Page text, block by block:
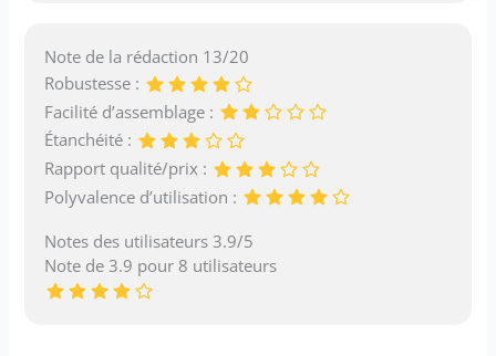
Note de la rédaction 13/20
Robustesse :
Facilité d’assemblage :
Étanchéité :
Rapport qualité/prix :
Polyvalence d’utilisation :
Notes des utilisateurs 3.9/5
Note de 3.9 pour 8 utilisateurs